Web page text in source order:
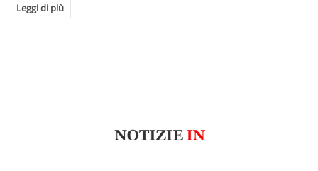
Leggi di più